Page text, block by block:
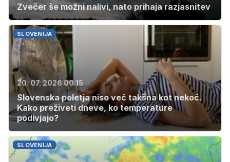
Zvečer še možni nalivi, nato prihaja razjasnitev
SLOVENIJA
20. 07. 2026 00.15
Slovenska poletja niso več takšna kot nekoč.
Kako preživeti dneve, ko temperature
podivjajo?
SLOVENIJA